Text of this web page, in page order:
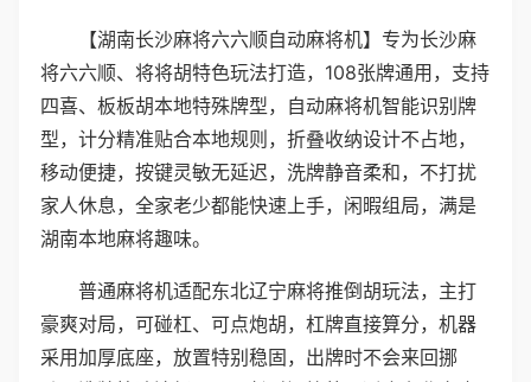
【湖南长沙麻将六六顺自动麻将机】专为长沙麻
将六六顺、将将胡特色玩法打造，108张牌通用，支持
四喜、板板胡本地特殊牌型，自动麻将机智能识别牌
型，计分精准贴合本地规则，折叠收纳设计不占地，
移动便捷，按键灵敏无延迟，洗牌静音柔和，不打扰
家人休息，全家老少都能快速上手，闲暇组局，满是
湖南本地麻将趣味。
普通麻将机适配东北辽宁麻将推倒胡玩法，主打
豪爽对局，可碰杠、可点炮胡，杠牌直接算分，机器
采用加厚底座，放置特别稳固，出牌时不会来回挪